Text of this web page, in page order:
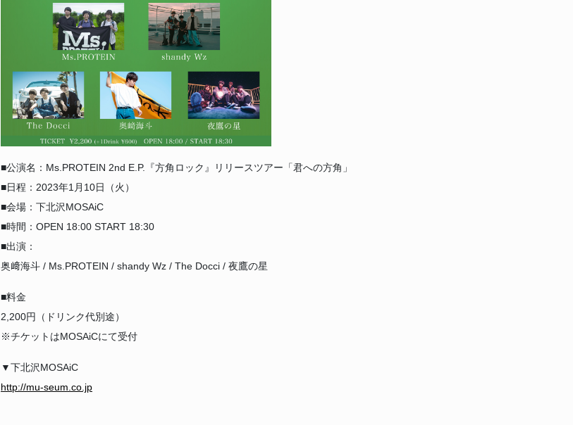
■公演名：Ms.PROTEIN 2nd E.P.『方角ロック』リリースツアー「君への方角」
■日程：2023年1月10日（火）
■会場：下北沢MOSAiC
■時間：OPEN 18:00 START 18:30
■出演：
奥﨑海斗 / Ms.PROTEIN / shandy Wz / The Docci / 夜鷹の星
■料金
2,200円（ドリンク代別途）
※チケットはMOSAiCにて受付
▼下北沢MOSAiC
http://mu-seum.co.jp